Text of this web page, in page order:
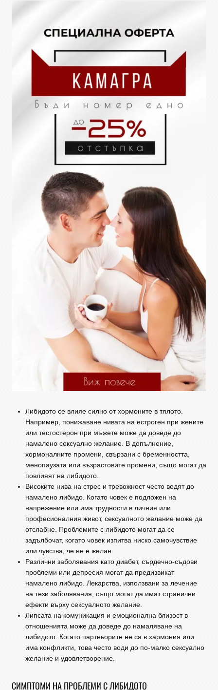
Либидото се влияе силно от хормоните в тялото.
Например, понижаване нивата на естроген при жените
или тестостерон при мъжете може да доведе до
намалено сексуално желание. В допълнение,
хормоналните промени, свързани с бременността,
менопаузата или възрастовите промени, също могат да
повлияят на либидото.
Високите нива на стрес и тревожност често водят до
намалено либидо. Когато човек е подложен на
напрежение или има трудности в личния или
професионалния живот, сексуалното желание може да
отслабне. Проблемите с либидото могат да се
задълбочат, когато човек изпитва ниско самочувствие
или чувства, че не е желан.
Различни заболявания като диабет, сърдечно-съдови
проблеми или депресия могат да предизвикат
намалено либидо. Лекарства, използвани за лечение
на тези заболявания, също могат да имат странични
ефекти върху сексуалното желание.
Липсата на комуникация и емоционална близост в
отношенията може да доведе до намаляване на
либидото. Когато партньорите не са в хармония или
има конфликти, това често води до по-малко сексуално
желание и удовлетворение.
СИМПТОМИ НА ПРОБЛЕМИ С ЛИБИДОТО